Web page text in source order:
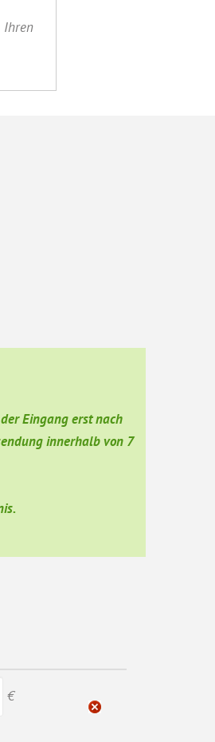
Ihren
Eingang erst nach
innerhalb von 7
€